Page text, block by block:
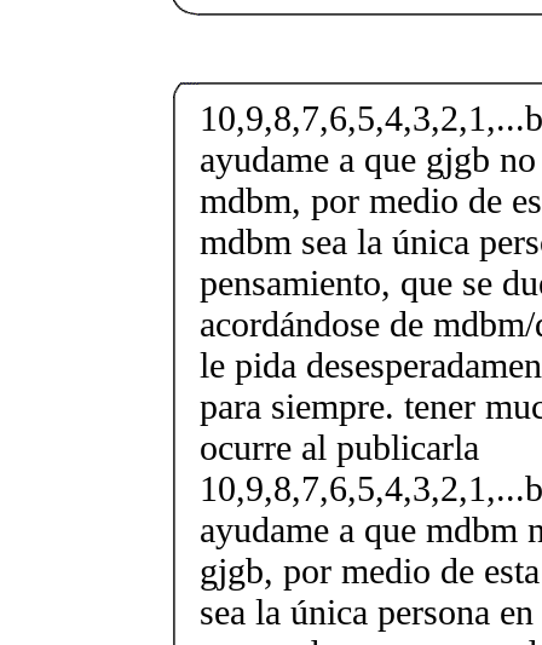
ayudame a que gjgb
mdbm, por medio de
mdbm sea la única
pensamiento, que se
acordándose de
le pida
para siempre. tener
ocurre al publicarla
ayudame a que mdbm
gjgb, por medio de
sea la única persona